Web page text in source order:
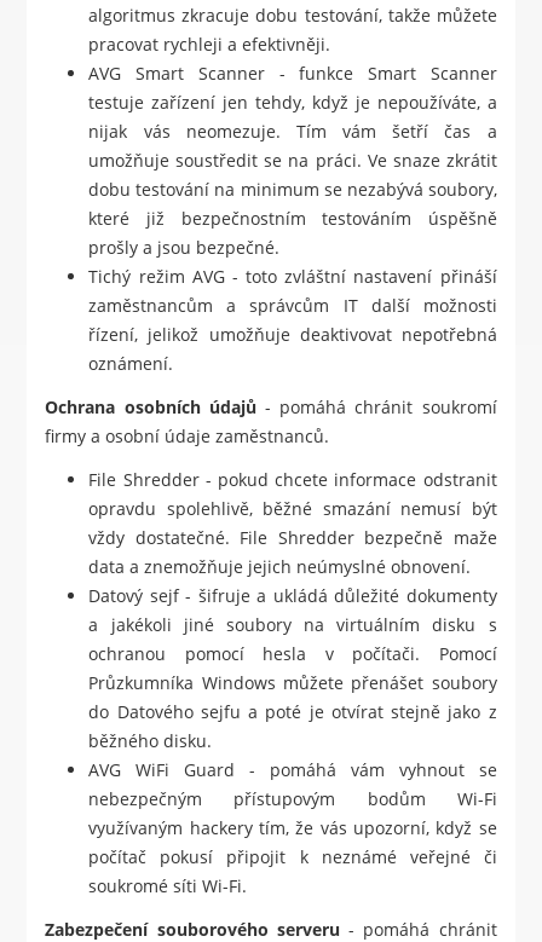
algoritmus zkracuje dobu testování, takže můžete
pracovat rychleji a efektivněji.
AVG Smart Scanner - funkce Smart Scanner
testuje zařízení jen tehdy, když je nepoužíváte, a
nijak vás neomezuje. Tím vám šetří čas a
umožňuje soustředit se na práci. Ve snaze zkrátit
dobu testování na minimum se nezabývá soubory,
které již bezpečnostním testováním úspěšně
prošly a jsou bezpečné.
Tichý režim AVG - toto zvláštní nastavení přináší
zaměstnancům a správcům IT další možnosti
řízení, jelikož umožňuje deaktivovat nepotřebná
oznámení.
Ochrana osobních údajů - pomáhá chránit soukromí
firmy a osobní údaje zaměstnanců.
File Shredder - pokud chcete informace odstranit
opravdu spolehlivě, běžné smazání nemusí být
vždy dostatečné. File Shredder bezpečně maže
data a znemožňuje jejich neúmyslné obnovení.
Datový sejf - šifruje a ukládá důležité dokumenty
a jakékoli jiné soubory na virtuálním disku s
ochranou pomocí hesla v počítači. Pomocí
Průzkumníka Windows můžete přenášet soubory
do Datového sejfu a poté je otvírat stejně jako z
běžného disku.
AVG WiFi Guard - pomáhá vám vyhnout se
nebezpečným přístupovým bodům Wi-Fi
využívaným hackery tím, že vás upozorní, když se
počítač pokusí připojit k neznámé veřejné či
soukromé síti Wi-Fi.
Zabezpečení souborového serveru - pomáhá chránit